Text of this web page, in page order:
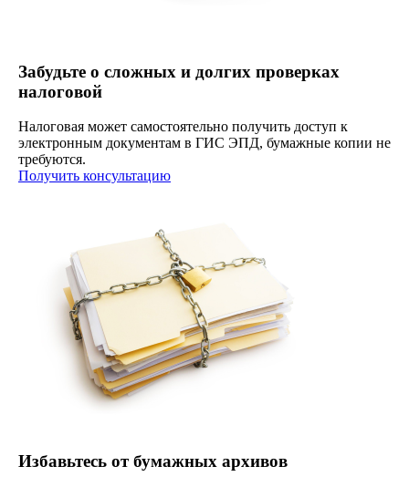
Забудьте о сложных и долгих проверках
налоговой
Налоговая может самостоятельно получить доступ к
электронным документам в ГИС ЭПД, бумажные копии не
требуются.
Получить консультацию
Избавьтесь от бумажных архивов